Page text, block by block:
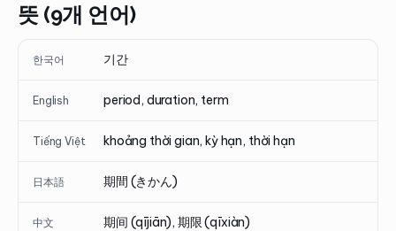
뜻 (9개 언어)
한국어 기간
English period, duration, term
Tiếng Việt khoảng thời gian, kỳ hạn, thời hạn
日本語 期間 (きかん)
中文 期间 (qījiān), 期限 (qīxiàn)